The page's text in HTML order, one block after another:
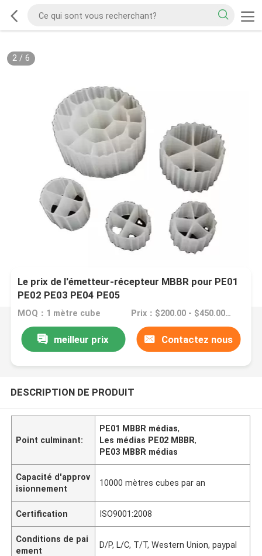
2/ 6
Le prix de l'émetteur-récepteur MBBR pour PE01
PE02 PE03 PE04 PE05
MOQ：1 mètre cube Prix：$200.00 - $450.00/ cubic meter
meilleur prix Contactez nous
DESCRIPTION DE PRODUIT
Point culminant:
PE01 MBBR médias,
Les médias PE02 MBBR,
PE03 MBBR médias
Capacité d'approv
isionnement
10000 mètres cubes par an
Certification ISO9001:2008
Conditions de pai
ement
D/P, L/C, T/T, Western Union, paypal